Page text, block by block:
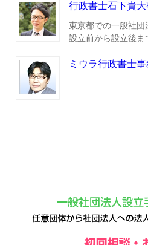
行政書士石下貴
東京都での一般社団
設立前から設立後
ミウラ行政書士